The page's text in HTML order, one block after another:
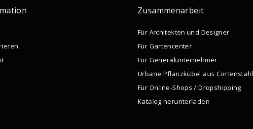
Zusammenarbeit
Für Architekten und Designer
Für Gartencenter
Für Generalunternehmer
Urbane Pflanzkübel aus Cortenstahl
Für Online-Shops / Dropshipping
Katalog herunterladen